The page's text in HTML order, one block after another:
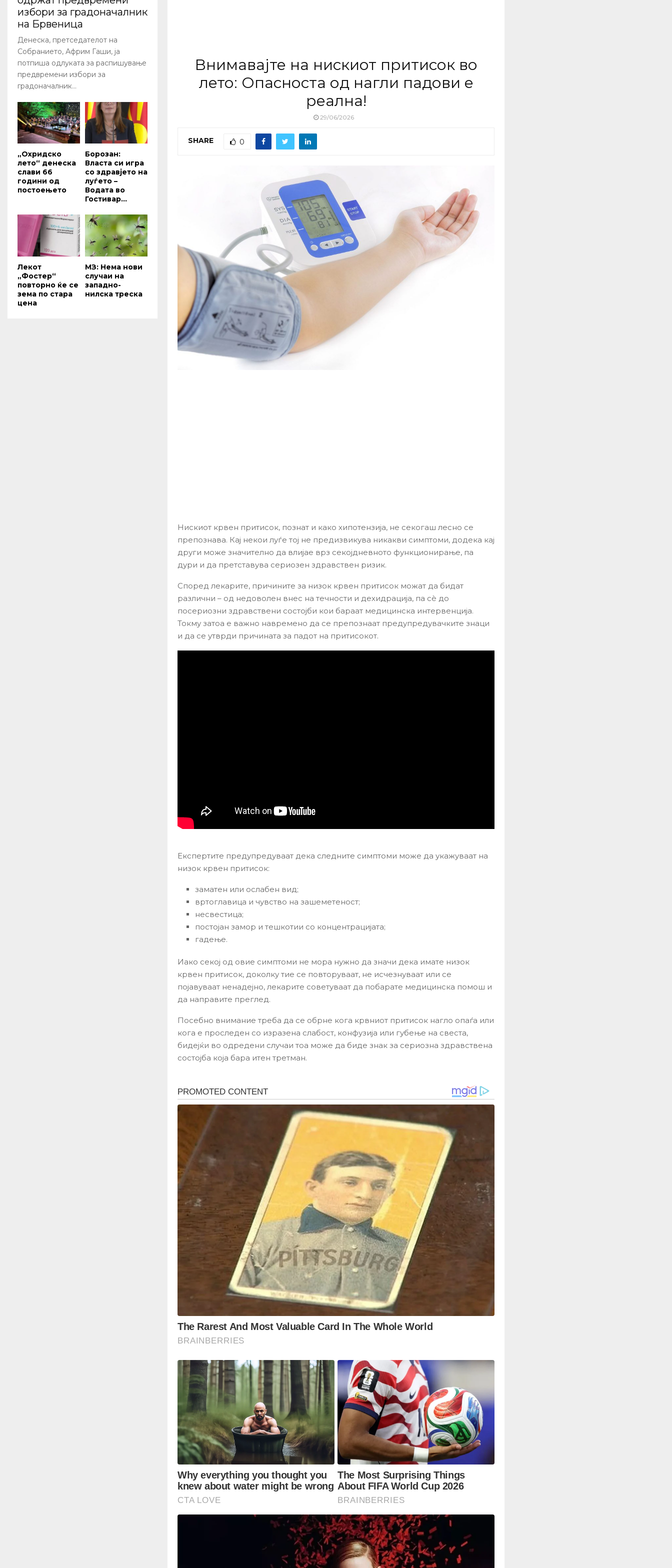
Внимавајте на нискиот притисок во
лето: Опасноста од нагли падови е
реална!
29/06/2026
SHARE 0
Нискиот крвен притисок, познат и како хипотензија, не секогаш лесно се
препознава. Кај некои луѓе тој не предизвикува никакви симптоми, додека кај
други може значително да влијае врз секојдневното функционирање, па
дури и да претставува сериозен здравствен ризик.
Според лекарите, причините за низок крвен притисок можат да бидат
различни – од недоволен внес на течности и дехидрација, па сè до
посериозни здравствени состојби кои бараат медицинска интервенција.
Токму затоа е важно навремено да се препознаат предупредувачките знаци
и да се утврди причината за падот на притисокот.
Експертите предупредуваат дека следните симптоми може да укажуваат на
низок крвен притисок:
заматен или ослабен вид;
вртоглавица и чувство на зашеметеност;
несвестица;
постојан замор и тешкотии со концентрацијата;
гадење.
Иако секој од овие симптоми не мора нужно да значи дека имате низок
крвен притисок, доколку тие се повторуваат, не исчезнуваат или се
појавуваат ненадејно, лекарите советуваат да побарате медицинска помош и
да направите преглед.
Посебно внимание треба да се обрне кога крвниот притисок нагло опаѓа или
кога е проследен со изразена слабост, конфузија или губење на свеста,
бидејќи во одредени случаи тоа може да биде знак за сериозна здравствена
состојба која бара итен третман.
избори за градоначалник
на Брвеница
Денеска, претседателот на
Собранието, Африм Гаши, ја
потпиша одлуката за распишување
предвремени избори за
градоначалник...
„Охридско
лето“ денеска
слави 66
години од
постоењето
Борозан:
Власта си игра
со здравјето на
луѓето –
Водата во
Гостивар...
Лекот
„Фостер“
повторно ќе се
зема по стара
цена
МЗ: Нема нови
случаи на
западно-
нилска треска